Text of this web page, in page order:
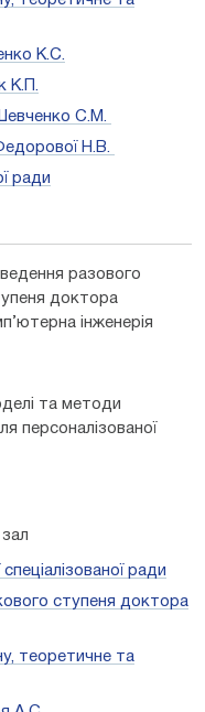
К.С.
К.П.
С.М.
Н.В.
ради
разового
доктора
інженерія
та методи
персоналізованої
ради
ступеня доктора
теоретичне та